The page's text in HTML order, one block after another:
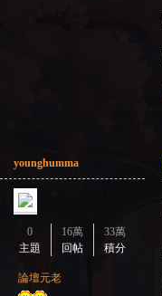
younghumma
0
主題
16萬
回帖
33萬
積分
論壇元老